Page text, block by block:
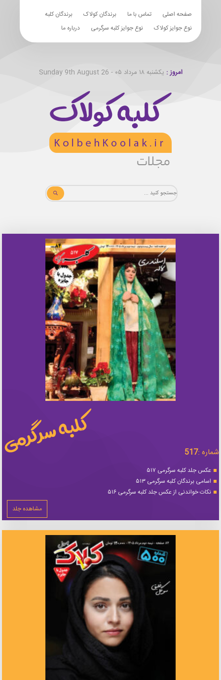
صفحه اصلی تماس با ما برندگان کولاک
برندگان کلبه
نوع جوایز کولاک
نوع جوایز کلبه سرگرمی درباره ما
امروز : یکشنبه ۱۸ مرداد ۰۵ - Sunday 9th August 26
شماره :517
عکس جلد کلبه سرگرمی ۵۱۷
اسامی برندگان کلبه سرگرمی ۵۱۳
نکات خواندنی از عکس جلد کلبه سرگرمی ۵۱۶
مشاهده جلد